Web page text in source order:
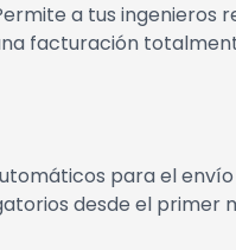
a tus ingenieros
facturación
para el
desde el primer